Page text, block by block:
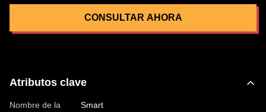
CONSULTAR AHORA
Atributos clave
Nombre de la
Smart